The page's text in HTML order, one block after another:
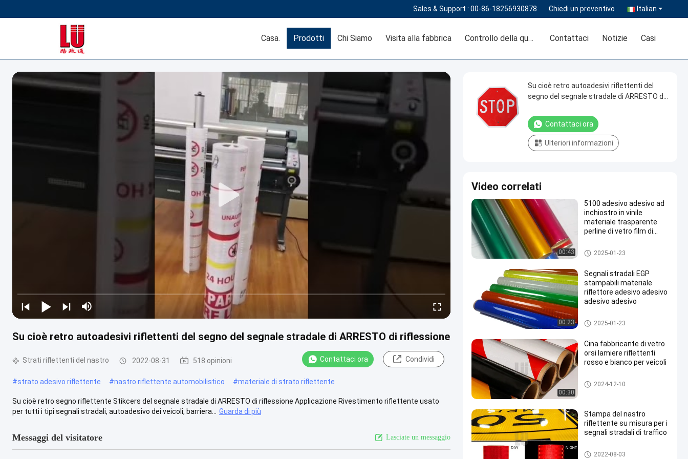
Sales & Support : 00-86-18256930878 Chiedi un preventivo Italian
Casa. Prodotti Chi Siamo Visita alla fabbrica Controllo della qualità Contattaci Notizie Casi
Su cioè retro autoadesivi riflettenti del segno del segnale stradale di ARRESTO di riflessione
Strati riflettenti del nastro 2022-08-31 518 opinioni Contattaci ora Condividi
#strato adesivo riflettente #nastro riflettente automobilistico #materiale di strato riflettente
Su cioè retro segno riflettente Stikcers del segnale stradale di ARRESTO di riflessione Applicazione Rivestimento riflettente usato
per tutti i tipi segnali stradali, autoadesivo dei veicoli, barriera...
Guarda di più
Messaggi del visitatore Lasciate un messaggio
Su cioè retro autoadesivi riflettenti del
segno del segnale stradale di ARRESTO di
Contattaci ora
Ulteriori informazioni
Video correlati
00:43
5100 adesivo adesivo ad
inchiostro in vinile
materiale trasparente
perline di vetro film di
traffico stradale
Rivestimento riflettente del gra
do dell'ingegnere
2025-01-23
00:23
Segnali stradali EGP
stampabili materiale
riflettore adesivo adesivo
adesivo adesivo
Rivestimento riflettente del EG
P
2025-01-23
00:30
Cina fabbricante di vetro
orsi lamiere riflettenti
rosso e bianco per veicoli
Strati riflettenti del nastro
2024-12-10
Stampa del nastro
riflettente su misura per i
segnali stradali di traffico
Rivestimento riflettente prisma
2022-08-03